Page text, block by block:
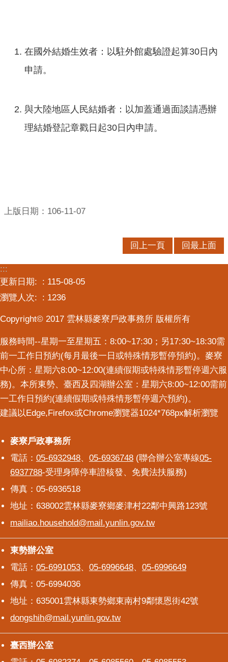
在國外結婚生效者：以駐外館處驗證起算30日內
申請。
與大陸地區人民結婚者：以加蓋通過面談請憑辦
理結婚登記章戳日起30日內申請。
上版日期：106-11-07
回上一頁 回最上面
:::
更新日期:
115-08-05
瀏覽人次:
1236
Copyright© 2017 雲林縣麥寮戶政事務所 版權所有
服務時間--星期一至星期五：8:00~17:30；另17:30~18:30需
前一工作日預約(每月最後一日或特殊情形暫停預約)。麥寮
中心所：星期六8:00~12:00(連續假期或特殊情形暫停週六服
務)。本所東勢、臺西及四湖辦公室：星期六8:00~12:00需前
一工作日預約(連續假期或特殊情形暫停週六預約)。
建議以Edge,Firefox或Chrome瀏覽器1024*768px解析瀏覽
麥寮戶政事務所
麥寮戶政事務所
電話： 05-6932948、 05-6936748 (聯合辦公室專線05-
6937788-受理身障停車證核發、免費法扶服務)
傳真：05-6936518
地址：638002雲林縣麥寮鄉麥津村22鄰中興路123號
mailiao.household@mail.yunlin.gov.tw
東勢辦公室
東勢辦公室
電話： 05-6991053、 05-6996648、 05-6996649
傳真：05-6994036
地址：635001雲林縣東勢鄉東南村9鄰懷恩街42號
dongshih@mail.yunlin.gov.tw
臺西辦公室
臺西辦公室